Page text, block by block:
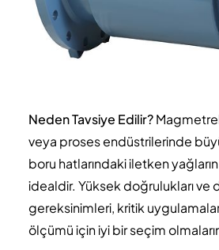
Neden Tavsiye Edilir?
veya proses endüstrilerinde
boru hatlarındaki iletken
idealdir. Yüksek doğrulukları ve
gereksinimleri, kritik
ölçümü için iyi bir seçim